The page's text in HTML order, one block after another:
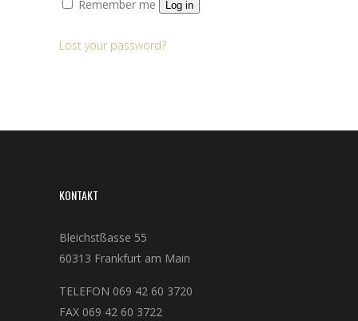
Remember me Log in
Lost your password?
KONTAKT
Bleichstßasse 55
60313 Frankfurt am Main
TELEFON 069 42 60 3720
FAX 069 42 60 3722